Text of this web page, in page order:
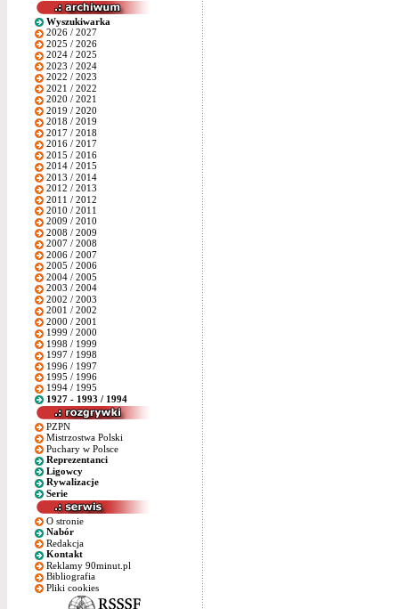
Wyszukiwarka
2026 / 2027
2025 / 2026
2024 / 2025
2023 / 2024
2022 / 2023
2021 / 2022
2020 / 2021
2019 / 2020
2018 / 2019
2017 / 2018
2016 / 2017
2015 / 2016
2014 / 2015
2013 / 2014
2012 / 2013
2011 / 2012
2010 / 2011
2009 / 2010
2008 / 2009
2007 / 2008
2006 / 2007
2005 / 2006
2004 / 2005
2003 / 2004
2002 / 2003
2001 / 2002
2000 / 2001
1999 / 2000
1998 / 1999
1997 / 1998
1996 / 1997
1995 / 1996
1994 / 1995
1927 - 1993 / 1994
PZPN
Mistrzostwa Polski
Puchary w Polsce
Reprezentanci
Ligowcy
Rywalizacje
Serie
O stronie
Nabór
Redakcja
Kontakt
Reklamy 90minut.pl
Bibliografia
Pliki cookies